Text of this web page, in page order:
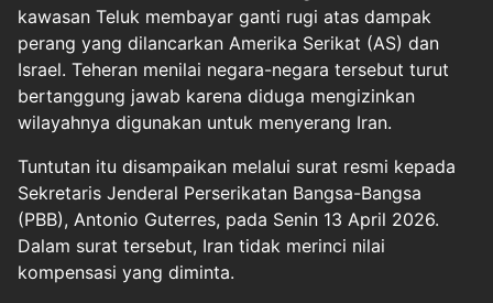
kawasan Teluk membayar ganti rugi atas dampak
perang yang dilancarkan Amerika Serikat (AS) dan
Israel. Teheran menilai negara-negara tersebut turut
bertanggung jawab karena diduga mengizinkan
wilayahnya digunakan untuk menyerang Iran.
Tuntutan itu disampaikan melalui surat resmi kepada
Sekretaris Jenderal Perserikatan Bangsa-Bangsa
(PBB), Antonio Guterres, pada Senin 13 April 2026.
Dalam surat tersebut, Iran tidak merinci nilai
kompensasi yang diminta.